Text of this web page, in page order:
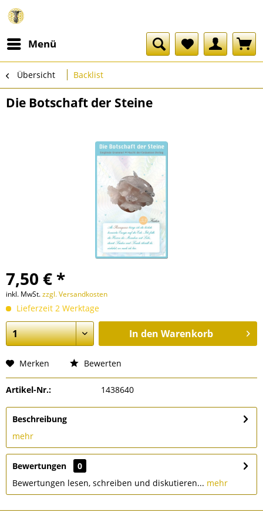
Menü
Übersicht Backlist
Die Botschaft der Steine
7,50 € *
inkl. MwSt.zzgl. Versandkosten
Lieferzeit 2 Werktage
In den Warenkorb
Merken Bewerten
Artikel-Nr.: 1438640
Beschreibung
mehr
Bewertungen
0
Bewertungen lesen, schreiben und diskutieren... mehr